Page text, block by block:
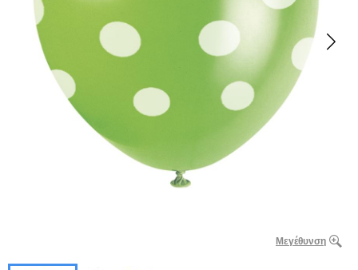
Μεγέθυνση